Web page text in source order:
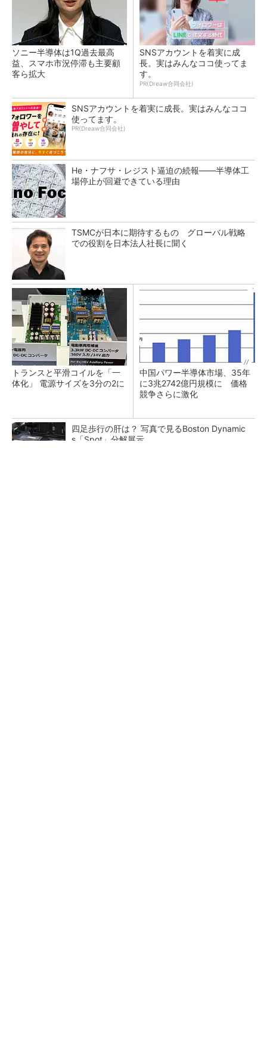
ソニー半導体は1Q過去最高
益、スマホ市況停滞も主要顧
客ら拡大
SNSアカウントを着実に成
長。実はみんなココ使ってま
す。
PR(Dreaw合同会社)
SNSアカウントを着実に成長。実はみんなココ
使ってます。
PR(Dreaw合同会社)
He・ナフサ・レジスト逼迫の続報――半導体工
場停止が回避できている理由
TSMCが日本に期待するもの グローバル戦略
での役割を日本法人社長に聞く
トランスと平滑コイルを「一
体化」 電源サイズを3分の2に
中国パワー半導体市場、35年
に3兆2742億円規模に 価格
競争さらに激化
四足歩行の肝は？ 写真で見るBoston Dynamic
s「Spot」分解展示